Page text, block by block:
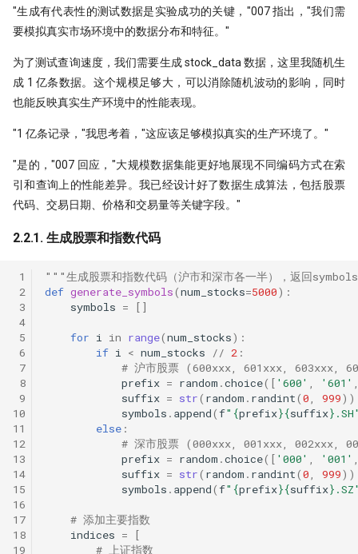
"生成有代表性的测试数据是实验成功的关键，"007 指出，"我们需
要模拟真实市场环境中的数据分布和特征。"
为了测试查询速度，我们需要生成 stock_data 数据，这里我随机生
成 1 亿条数据。这个规模足够大，可以消除随机波动的影响，同时
也能反映真实生产环境中的性能表现。
"1 亿条记录，"我思考着，"这应该足够模拟真实的生产环境了。"
"是的，"007 回应，"大规模数据集能更好地展现不同编码方式在索
引和查询上的性能差异。我已经设计好了数据生成算法，包括股票
代码、交易日期、价格和交易量等关键字段。"
2.2.1. 生成股票和指数代码
1
2
3
4
5
6
7
8
9
10
11
12
13
14
15
16
17
18
19
"""生成股票和指数代码（沪市和深市各一半），返回
def generate_symbols(num_stocks=5000):
symbols = []
for i in range(num_stocks):
if i < num_stocks // 2 :
# 沪市股票 (600xxx, 601xxx, 603xxx,
prefix = random .choice([ '600' '601'
suffix = str( random . randint(0 999))
symbols . append(f" {prefix}{suffix}
else :
# 深市股票 (000xxx, 001xxx, 002xxx,
prefix = random .choice([ '000' '001'
suffix = str( random . randint(0 999))
symbols . append(f" {prefix}{suffix}
# 添加主要指数
indices =
[
# 上证指数